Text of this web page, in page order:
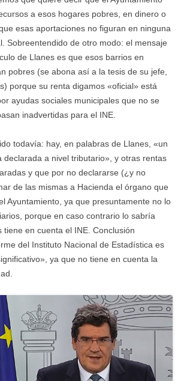
a esos hogares pobres, en dinero o
esas aportaciones no figuran en ninguna
Sobreentendido de otro modo: el mensaje
de Llanes es que esos barrios en
pobres (se abona así a la tesis de su jefe,
porque su renta digamos «oficial» está
ayudas sociales municipales que no se
inadvertidas para el INE.
todavía: hay, en palabras de Llanes, «un
declarada a nivel tributario», y otras rentas
y que por no declararse (¿y no
de las mismas a Hacienda el órgano que
Ayuntamiento, ya que presuntamente no lo
porque en caso contrario lo sabría
tiene en cuenta el INE. Conclusión
del Instituto Nacional de Estadística es
ya que no tiene en cuenta la